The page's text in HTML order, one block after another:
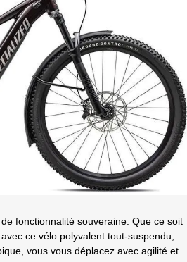
fonctionnalité souveraine. Que ce soit
ce vélo polyvalent tout-suspendu,
vous vous déplacez avec agilité et